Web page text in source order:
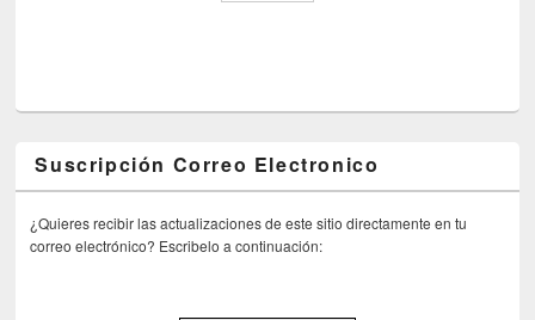
Suscripción Correo Electronico
¿Quieres recibir las actualizaciones de este sitio directamente en tu
correo electrónico? Escribelo a continuación: